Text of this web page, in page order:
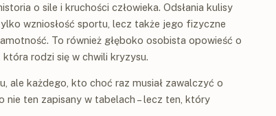
o sile i kruchości człowieka. Odsłania kulisy
wzniosłość sportu, lecz także jego fizyczne
To również głęboko osobista opowieść o
rodzi się w chwili kryzysu.
ale każdego, kto choć raz musiał zawalczyć o
nie ten zapisany w tabelach – lecz ten, który